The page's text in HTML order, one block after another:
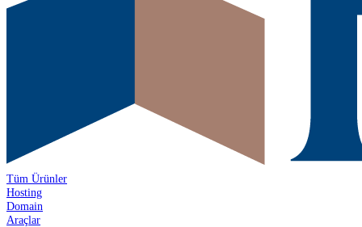
Tüm Ürünler
Hosting
Domain
Araçlar